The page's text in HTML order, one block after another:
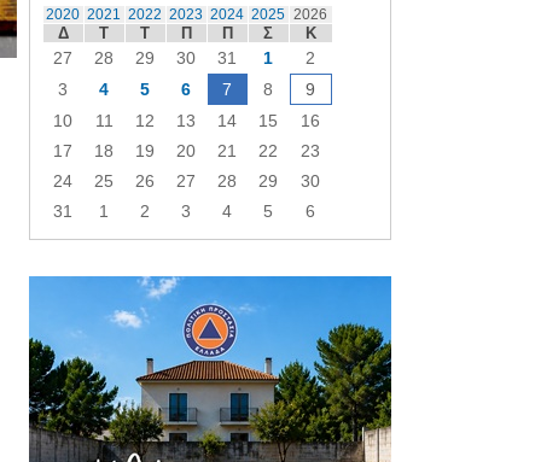
2020 2021 2022 2023 2024 2025 2026
Δ Τ Τ Π Π Σ Κ
27 28 29 30 31 1
2
3
4 5 6 7 8
9
10
11 12 13 14 15
16
17
18 19 20 21 22
23
24
25 26 27 28 29
30
31
1 2 3 4 5 6